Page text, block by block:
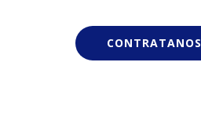
CONTRATANOS